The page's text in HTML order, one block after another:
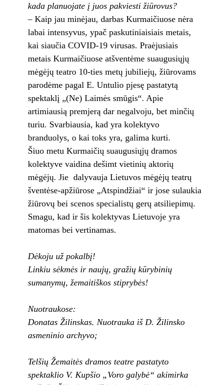
kada planuojate į juos pakviesti žiūrovus?
– Kaip jau minėjau, darbas Kurmaičiuose nėra
labai intensyvus, ypač paskutiniaisiais metais,
kai siaučia COVID-19 virusas. Praėjusiais
metais Kurmaičiuose atšventėme suaugusiųjų
mėgėjų teatro 10-ties metų jubiliejų, žiūrovams
parodėme pagal E. Untulio pjesę pastatytą
spektaklį „(Ne) Laimės smūgis“. Apie
artimiausią premjerą dar negalvoju, bet minčių
turiu. Svarbiausia, kad yra kolektyvo
branduolys, o kai toks yra, galima kurti.
Šiuo metu Kurmaičių suaugusiųjų dramos
kolektyve vaidina dešimt vietinių aktorių
mėgėjų. Jie dalyvauja Lietuvos mėgėjų teatrų
šventėse-apžiūrose „Atspindžiai“ ir jose sulaukia
žiūrovų bei scenos specialistų gerų atsiliepimų.
Smagu, kad ir šis kolektyvas Lietuvoje yra
matomas bei vertinamas.
Dėkoju už pokalbį!
Linkiu sėkmės ir naujų, gražių kūrybinių
sumanymų, žemaitiškos stiprybės!
Nuotraukose:
Donatas Žilinskas. Nuotrauka iš D. Žilinsko
asmeninio archyvo;
Telšių Žemaitės dramos teatre pastatyto
spektaklio V. Kupšio „Voro galybė“ akimirka